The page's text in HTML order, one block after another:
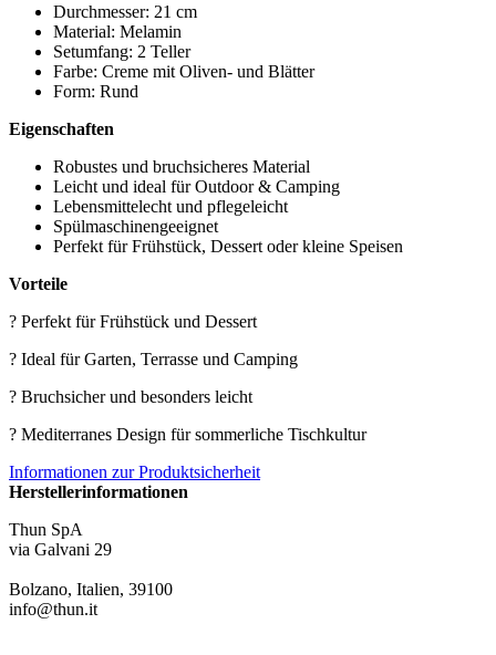
Durchmesser: 21 cm
Material: Melamin
Setumfang: 2 Teller
Farbe: Creme mit Oliven- und Blätter
Form: Rund
Eigenschaften
Robustes und bruchsicheres Material
Leicht und ideal für Outdoor & Camping
Lebensmittelecht und pflegeleicht
Spülmaschinengeeignet
Perfekt für Frühstück, Dessert oder kleine Speisen
Vorteile
? Perfekt für Frühstück und Dessert
? Ideal für Garten, Terrasse und Camping
? Bruchsicher und besonders leicht
? Mediterranes Design für sommerliche Tischkultur
Informationen zur Produktsicherheit
Herstellerinformationen
Thun SpA
via Galvani 29
Bolzano, Italien, 39100
info@thun.it